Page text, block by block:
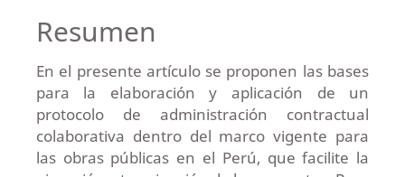
Resumen
En el presente artículo se proponen las bases
para la elaboración y aplicación de un
protocolo de administración contractual
colaborativa dentro del marco vigente para
las obras públicas en el Perú, que facilite la